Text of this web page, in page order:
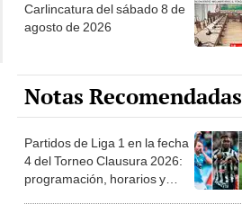
Carlincatura del sábado 8 de
agosto de 2026
Notas Recomendadas
Partidos de Liga 1 en la fecha
4 del Torneo Clausura 2026:
programación, horarios y